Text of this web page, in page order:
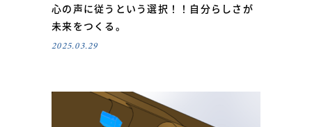
心の声に従うという選択！！自分らしさが
未来をつくる。
2025.03.29